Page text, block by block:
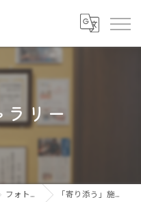
ラリー
フォトギャラリー 「寄り添う」施術を大切にしています！